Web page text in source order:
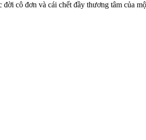
cô đơn và cái chết đầy thương tâm của